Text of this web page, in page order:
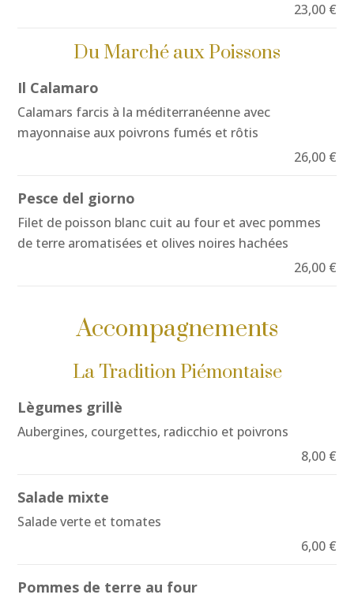
23,00 €
Du Marché aux Poissons
Il Calamaro
Calamars farcis à la méditerranéenne avec
mayonnaise aux poivrons fumés et rôtis
26,00 €
Pesce del giorno
Filet de poisson blanc cuit au four et avec pommes
de terre aromatisées et olives noires hachées
26,00 €
Accompagnements
La Tradition Piémontaise
Lègumes grillè
Aubergines, courgettes, radicchio et poivrons
8,00 €
Salade mixte
Salade verte et tomates
6,00 €
Pommes de terre au four